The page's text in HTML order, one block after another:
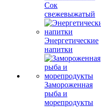
Сок
свежевыжатый
Энергетические
напитки
Замороженная
рыба и
морепродукты